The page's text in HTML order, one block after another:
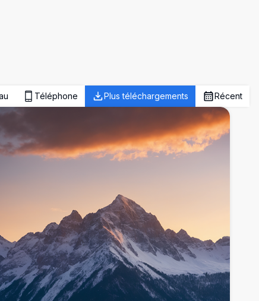
Téléphone Plus téléchargements Récent